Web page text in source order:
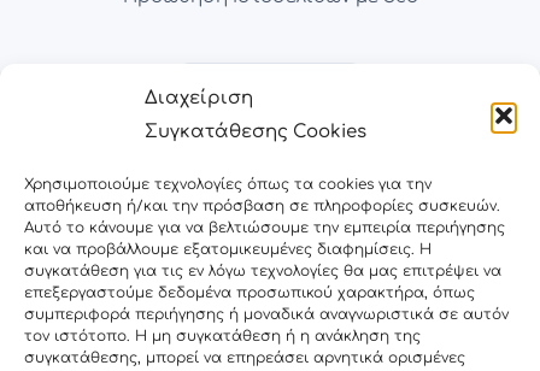
Διαχείριση
Συγκατάθεσης Cookies
Χρησιμοποιούμε τεχνολογίες όπως τα cookies για την
αποθήκευση ή/και την πρόσβαση σε πληροφορίες συσκευών.
Αυτό το κάνουμε για να βελτιώσουμε την εμπειρία περιήγησης
και να προβάλλουμε εξατομικευμένες διαφημίσεις. Η
συγκατάθεση για τις εν λόγω τεχνολογίες θα μας επιτρέψει να
επεξεργαστούμε δεδομένα προσωπικού χαρακτήρα, όπως
συμπεριφορά περιήγησης ή μοναδικά αναγνωριστικά σε αυτόν
τον ιστότοπο. Η μη συγκατάθεση ή η ανάκληση της
συγκατάθεσης, μπορεί να επηρεάσει αρνητικά ορισμένες
Έργα
Κατασκευή E-shop